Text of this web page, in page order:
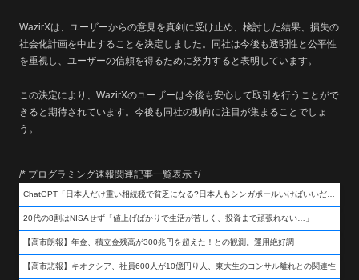
WazirXは、ユーザーからの意見を真剣に受け止め、検討した結果、損失の
社会化計画を中止することを決定しました。同社は今後も透明性と公平性
を重視し、ユーザーの信頼を得るために努力すると表明しています。
この決定により、WazirXのユーザーは今後も安心して取引を行うことがで
きると期待されています。今後も同社の動向に注目が集まることでしょ
う。
/* プログラミング速報関連記事一覧表示 */
20代の8割はNISAせず「値上げばかりで生活が苦しく、投資まで頑張れない…」
【高市朗報】年金、積立金残高が300兆円を超えた！との観測。運用絶好調
【高市悲報】キオクシア、社員600人が10億円り人、東大生のコンサル離れとの関連性